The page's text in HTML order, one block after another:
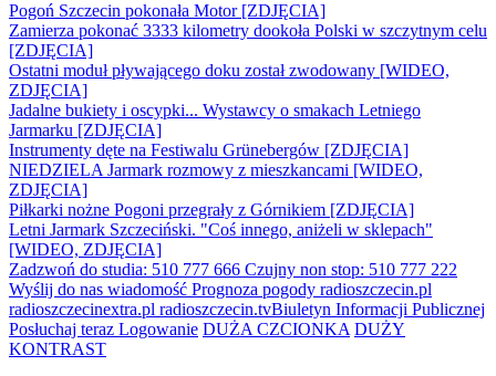
Pogoń Szczecin pokonała Motor [ZDJĘCIA]
Zamierza pokonać 3333 kilometry dookoła Polski w szczytnym celu
[ZDJĘCIA]
Ostatni moduł pływającego doku został zwodowany [WIDEO,
ZDJĘCIA]
Jadalne bukiety i oscypki... Wystawcy o smakach Letniego
Jarmarku [ZDJĘCIA]
Instrumenty dęte na Festiwalu Grünebergów [ZDJĘCIA]
NIEDZIELA Jarmark rozmowy z mieszkancami [WIDEO,
ZDJĘCIA]
Piłkarki nożne Pogoni przegrały z Górnikiem [ZDJĘCIA]
Letni Jarmark Szczeciński. "Coś innego, aniżeli w sklepach"
[WIDEO, ZDJĘCIA]
Zadzwoń do studia: 510 777 666 Czujny non stop: 510 777 222
Wyślij do nas wiadomość Prognoza pogody radioszczecin.pl
radioszczecinextra.pl radioszczecin.tvBiuletyn Informacji Publicznej
Posłuchaj teraz Logowanie DUŻA CZCIONKA DUŻY
KONTRAST